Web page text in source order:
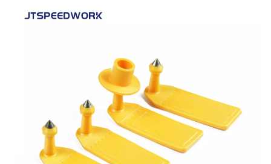
Italiano
Español
Português
Nederland